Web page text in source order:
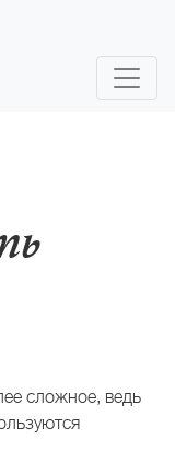
сложное, ведь